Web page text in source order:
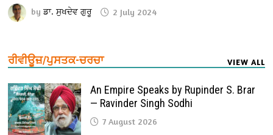
byਡਾ. ਸੁਖਦੇਵ ਗੁਰੂ 2 July 2024
ਰੀਵੀਊਜ਼/ਪੁਸਤਕ-ਚਰਚਾ VIEW ALL
An Empire Speaks by Rupinder S. Brar
— Ravinder Singh Sodhi
7 August 2026